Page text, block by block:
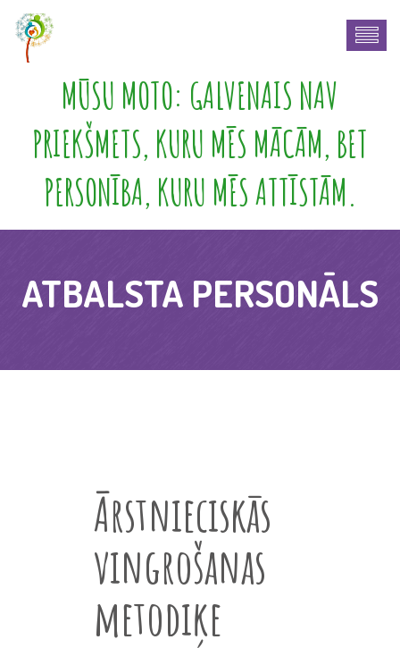
MŪSU MOTO: GALVENAIS NAV
PRIEKŠMETS, KURU MĒS MĀCĀM, BET
PERSONĪBA, KURU MĒS ATTĪSTĀM.
ATBALSTA PERSONĀLS
Ārstnieciskās
vingrošanas
metodiķe